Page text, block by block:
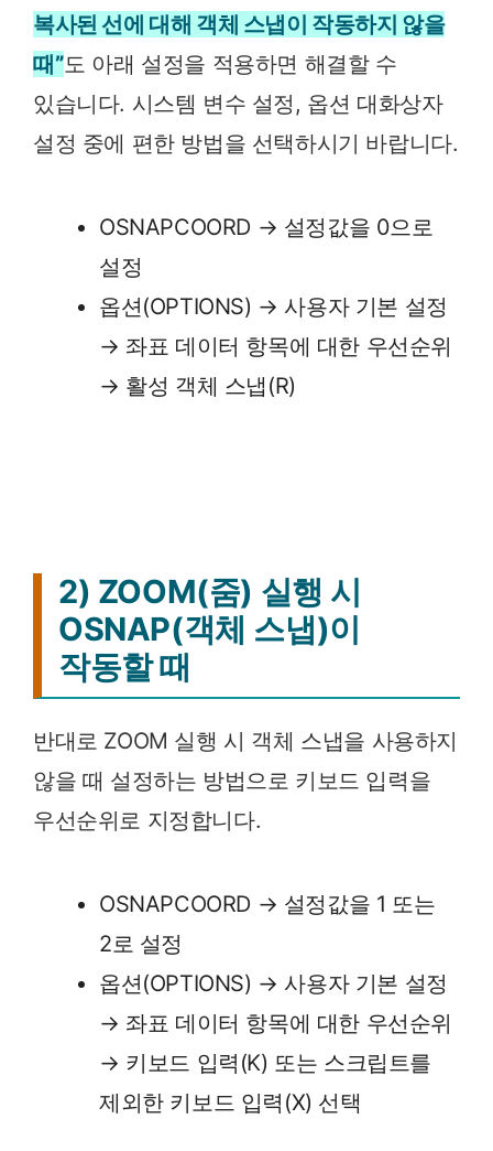
복사된 선에 대해 객체 스냅이 작동하지 않을
때”도 아래 설정을 적용하면 해결할 수
있습니다. 시스템 변수 설정, 옵션 대화상자
설정 중에 편한 방법을 선택하시기 바랍니다.
OSNAPCOORD → 설정값을 0으로
설정
옵션(OPTIONS) → 사용자 기본 설정
→ 좌표 데이터 항목에 대한 우선순위
→ 활성 객체 스냅(R)
2) ZOOM(줌) 실행 시
OSNAP(객체 스냅)이
작동할 때
반대로 ZOOM 실행 시 객체 스냅을 사용하지
않을 때 설정하는 방법으로 키보드 입력을
우선순위로 지정합니다.
OSNAPCOORD → 설정값을 1 또는
2로 설정
옵션(OPTIONS) → 사용자 기본 설정
→ 좌표 데이터 항목에 대한 우선순위
→ 키보드 입력(K) 또는 스크립트를
제외한 키보드 입력(X) 선택